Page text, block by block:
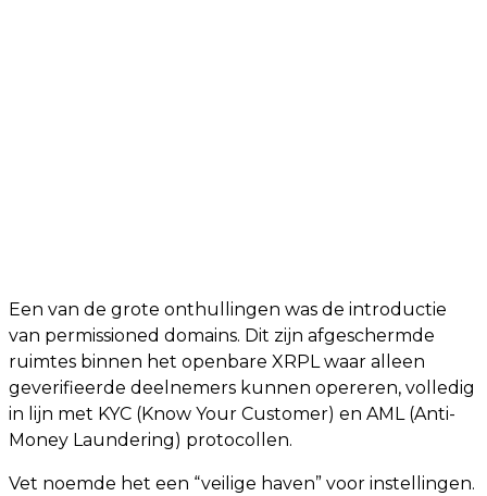
Een van de grote onthullingen was de introductie
van permissioned domains. Dit zijn afgeschermde
ruimtes binnen het openbare XRPL waar alleen
geverifieerde deelnemers kunnen opereren, volledig
in lijn met KYC (Know Your Customer) en AML (Anti-
Money Laundering) protocollen.
Vet noemde het een “veilige haven” voor instellingen.